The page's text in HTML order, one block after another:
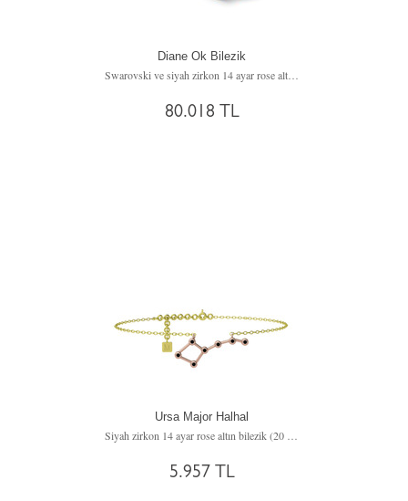
Diane Ok Bilezik
Swarovski ve siyah zirkon 14 ayar rose altın bilezik
80.018 TL
Ursa Major Halhal
5.957 TL